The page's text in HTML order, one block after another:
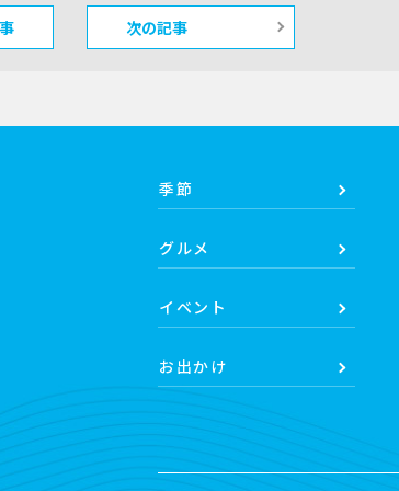
次の記事
季節
グルメ
イベント
お出かけ